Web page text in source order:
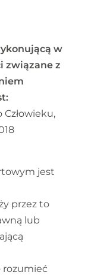
w
związane z
jest
przez to
lub
rozumieć